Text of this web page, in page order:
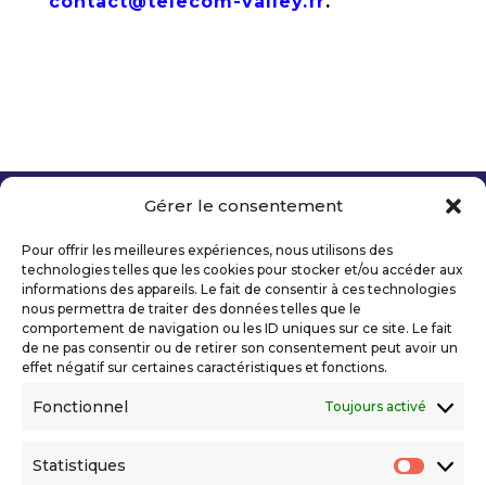
Gérer le consentement
Pour offrir les meilleures expériences, nous utilisons des
technologies telles que les cookies pour stocker et/ou accéder aux
informations des appareils. Le fait de consentir à ces technologies
nous permettra de traiter des données telles que le
comportement de navigation ou les ID uniques sur ce site. Le fait
de ne pas consentir ou de retirer son consentement peut avoir un
effet négatif sur certaines caractéristiques et fonctions.
Fonctionnel Toujours activé
Statistiques
Mentions légales
Politique de confidentialité
Déclaration d’accessibilité numérique
Ils nous soutiennent